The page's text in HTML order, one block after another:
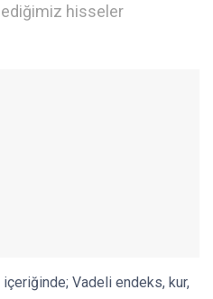
hisseler
içeriğinde; Vadeli endeks, kur,